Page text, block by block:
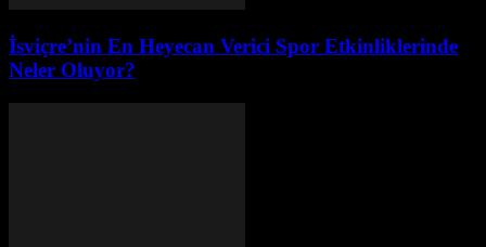
İsviçre’nin En Heyecan Verici Spor Etkinliklerinde
Neler Oluyor?